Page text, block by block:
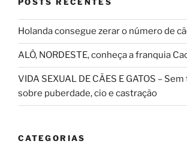
Holanda consegue zerar o número de
ALÔ, NORDESTE, conheça a franquia
VIDA SEXUAL DE CÃES E GATOS –
sobre puberdade, cio e castração
CATEGORIAS